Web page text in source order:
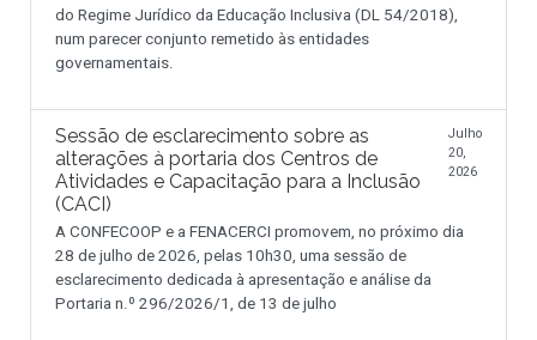
do Regime Jurídico da Educação Inclusiva (DL 54/2018),
num parecer conjunto remetido às entidades
governamentais.
Sessão de esclarecimento sobre as
alterações à portaria dos Centros de
Atividades e Capacitação para a Inclusão
(CACI)
Julho
20,
2026
A CONFECOOP e a FENACERCI promovem, no próximo dia
28 de julho de 2026, pelas 10h30, uma sessão de
esclarecimento dedicada à apresentação e análise da
Portaria n.º 296/2026/1, de 13 de julho